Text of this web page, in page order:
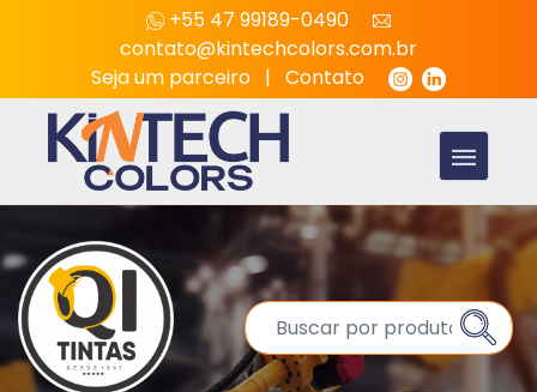
+55 47 99189-0490
contato@kintechcolors.com.br
Seja um parceiro | Contato